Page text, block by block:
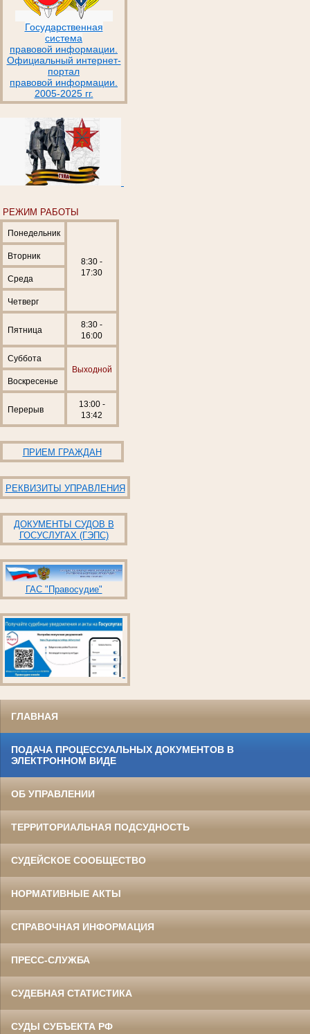
Государственная
система
правовой информации.
Официальный интернет-
портал
правовой информации.
2005-2025 гг.
РЕЖИМ РАБОТЫ
Понедельник
8:30 -
17:30
Вторник
Среда
Четверг
Пятница
8:30 -
16:00
Суббота
Выходной
Воскресенье
Перерыв
13:00 -
13:42
ПРИЕМ ГРАЖДАН
РЕКВИЗИТЫ УПРАВЛЕНИЯ
ДОКУМЕНТЫ СУДОВ В
ГОСУСЛУГАХ (ГЭПС)
ГАС "Правосудие"
ГЛАВНАЯ
ПОДАЧА ПРОЦЕССУАЛЬНЫХ ДОКУМЕНТОВ В
ЭЛЕКТРОННОМ ВИДЕ
ОБ УПРАВЛЕНИИ
ТЕРРИТОРИАЛЬНАЯ ПОДСУДНОСТЬ
СУДЕЙСКОЕ СООБЩЕСТВО
НОРМАТИВНЫЕ АКТЫ
СПРАВОЧНАЯ ИНФОРМАЦИЯ
ПРЕСС-СЛУЖБА
СУДЕБНАЯ СТАТИСТИКА
СУДЫ СУБЪЕКТА РФ